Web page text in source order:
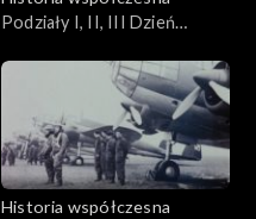
Podziały I, II, III Dzień
Historia współczesna